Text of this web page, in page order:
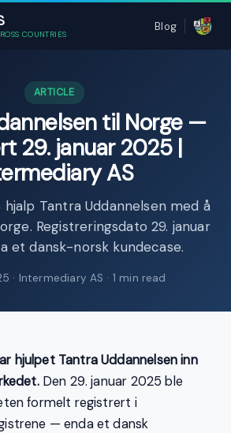
COUNTRIES
Blog
ARTICLE
til Norge —
29. januar 2025 |
AS
Tantra Uddannelsen med å
Registreringsdato 29. januar
et dansk-norsk kundecase.
· Intermediary AS · 1 min read
hjulpet Tantra Uddannelsen inn
Den 29. januar 2025 ble
formelt registrert i
— enda et dansk